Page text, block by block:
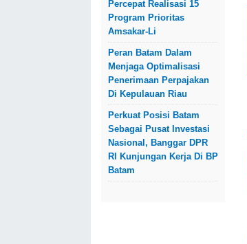
Percepat Realisasi 15
Program Prioritas
Amsakar-Li
Peran Batam Dalam
Menjaga Optimalisasi
Penerimaan Perpajakan
Di Kepulauan Riau
Perkuat Posisi Batam
Sebagai Pusat Investasi
Nasional, Banggar DPR
RI Kunjungan Kerja Di BP
Batam